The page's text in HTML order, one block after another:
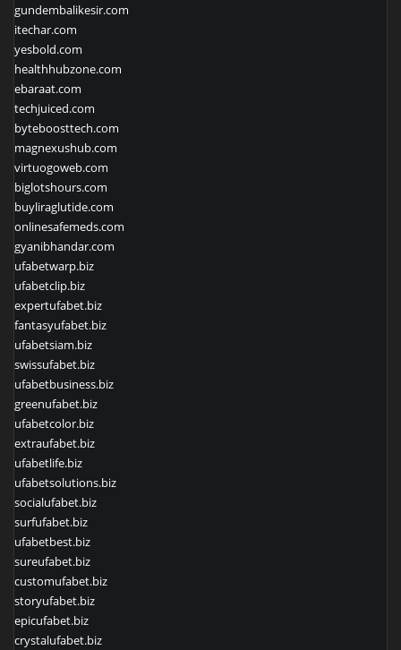
gundembalikesir.com
itechar.com
yesbold.com
healthhubzone.com
ebaraat.com
techjuiced.com
byteboosttech.com
magnexushub.com
virtuogoweb.com
biglotshours.com
buyliraglutide.com
onlinesafemeds.com
gyanibhandar.com
ufabetwarp.biz
ufabetclip.biz
expertufabet.biz
fantasyufabet.biz
ufabetsiam.biz
swissufabet.biz
ufabetbusiness.biz
greenufabet.biz
ufabetcolor.biz
extraufabet.biz
ufabetlife.biz
ufabetsolutions.biz
socialufabet.biz
surfufabet.biz
ufabetbest.biz
sureufabet.biz
customufabet.biz
storyufabet.biz
epicufabet.biz
crystalufabet.biz